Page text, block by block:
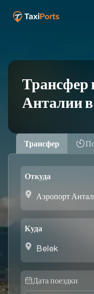
Трансфер
Анталии
Трансфер
Откуда
Куда
Дата поездки